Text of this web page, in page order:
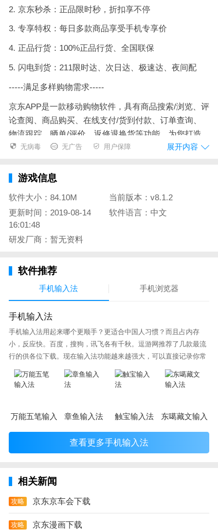
2. 京东秒杀：正品限时秒，折扣享不停
3. 专享特权：每日多款商品享受手机专享价
4. 正品行货：100%正品行货、全国联保
5. 闪电到货：211限时达、次日达、极速达、夜间配
-----满足多样购物需求-----
京东APP是一款移动购物软件，具有商品搜索/浏览、评
论查阅、商品购买、在线支付/货到付款、订单查询、
物流跟踪、晒单/评价、返修退换货等功能，为您打造
简单、快乐的生活体验。
券、限时满减等，优惠多多
2. 生活助手：京东超市、京东到家、充值中心、电影娱
乐、酒店机票等，应有尽有
3. 特色频道：全球购、京东众筹、京东拍卖、白条商
4. 精彩发现：为您呈现穿搭、智能、美妆、数码等精品
无病毒 无广告 用户保障 展开内容
游戏信息
软件大小：84.10M
当前版本：v8.1.2
更新时间：2019-08-14
16:01:48
软件语言：中文
研发厂商：暂无资料
软件推荐
手机输入法 手机浏览器
手机输入法
手机输入法用起来哪个更顺手？更适合中国人习惯？而且占内存
小，反应快。百度，搜狗，讯飞各有千秋。逗游网推荐了几款最流
行的供各位下载。现在输入法功能越来越强大，可以直接记录你常
使用的词语，并且还有各种新鲜好玩的表情，一款好的输入法直接
影响到你的打字速度哦。
万能五笔输入法章鱼输入法 触宝输入法 东噶藏文输入法
查看更多手机输入法
相关新闻
攻略 京东京车会下载
攻略 京东漫画下载